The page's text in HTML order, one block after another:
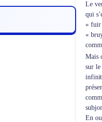
Le
qui
« fuir
«
Mais
sur le
En